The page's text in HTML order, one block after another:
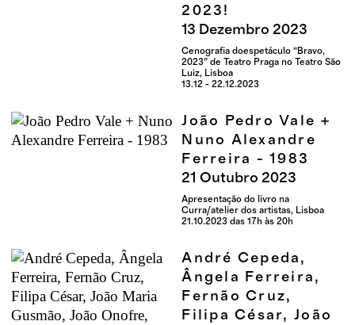
2023!
13 Dezembro 2023
Cenografia doespetáculo “Bravo,
2023” de Teatro Praga no Teatro São
Luiz, Lisboa
13.12 - 22.12.2023
João Pedro Vale +
Nuno Alexandre
Ferreira - 1983
21 Outubro 2023
Apresentação do livro na
Curra/atelier dos artistas, Lisboa
21.10.2023 das 17h às 20h
André Cepeda,
Ângela Ferreira,
Fernão Cruz,
Filipa César, João